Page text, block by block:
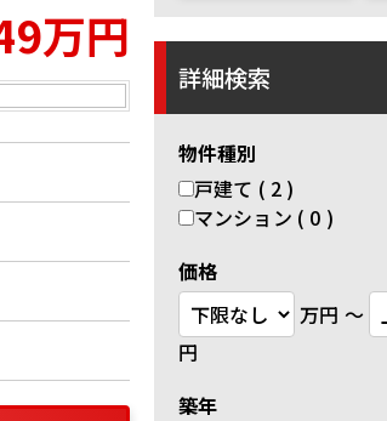
万円
詳細検索
物件種別
戸建て ( 2 )
マンション ( 0 )
価格
万円 ～
円
築年